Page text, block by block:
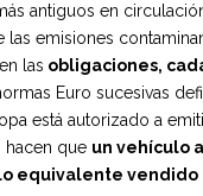
antiguos en
las emisiones
las obligaciones,
Euro sucesivas
está autorizado a
hacen que un vehículo
equivalente vendido